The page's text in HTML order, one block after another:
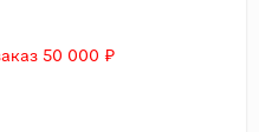
50 000 ₽